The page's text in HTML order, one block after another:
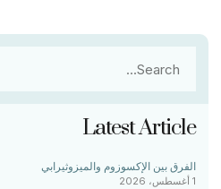
Latest Article
الفرق بين الإكسوزوم والميزوثيرابي
1 أغسطس، 2026